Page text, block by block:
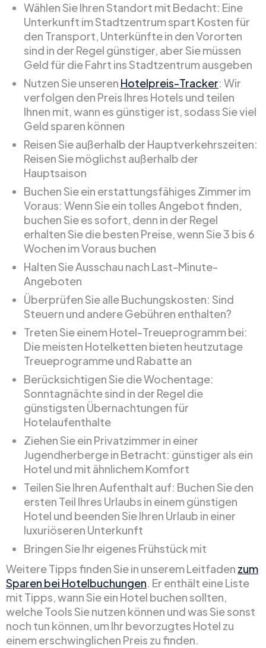
Wählen Sie Ihren Standort mit Bedacht: Eine
Unterkunft im Stadtzentrum spart Kosten für
den Transport, Unterkünfte in den Vororten
sind in der Regel günstiger, aber Sie müssen
Geld für die Fahrt ins Stadtzentrum ausgeben
Nutzen Sie unseren Hotelpreis-Tracker: Wir
verfolgen den Preis Ihres Hotels und teilen
Ihnen mit, wann es günstiger ist, sodass Sie viel
Geld sparen können
Reisen Sie außerhalb der Hauptverkehrszeiten:
Reisen Sie möglichst außerhalb der
Hauptsaison
Buchen Sie ein erstattungsfähiges Zimmer im
Voraus: Wenn Sie ein tolles Angebot finden,
buchen Sie es sofort, denn in der Regel
erhalten Sie die besten Preise, wenn Sie 3 bis 6
Wochen im Voraus buchen
Halten Sie Ausschau nach Last-Minute-
Angeboten
Überprüfen Sie alle Buchungskosten: Sind
Steuern und andere Gebühren enthalten?
Treten Sie einem Hotel-Treueprogramm bei:
Die meisten Hotelketten bieten heutzutage
Treueprogramme und Rabatte an
Berücksichtigen Sie die Wochentage:
Sonntagnächte sind in der Regel die
günstigsten Übernachtungen für
Hotelaufenthalte
Ziehen Sie ein Privatzimmer in einer
Jugendherberge in Betracht: günstiger als ein
Hotel und mit ähnlichem Komfort
Teilen Sie Ihren Aufenthalt auf: Buchen Sie den
ersten Teil Ihres Urlaubs in einem günstigen
Hotel und beenden Sie Ihren Urlaub in einer
luxuriöseren Unterkunft
Bringen Sie Ihr eigenes Frühstück mit
Weitere Tipps finden Sie in unserem Leitfaden zum
Sparen bei Hotelbuchungen. Er enthält eine Liste
mit Tipps, wann Sie ein Hotel buchen sollten,
welche Tools Sie nutzen können und was Sie sonst
noch tun können, um Ihr bevorzugtes Hotel zu
einem erschwinglichen Preis zu finden.